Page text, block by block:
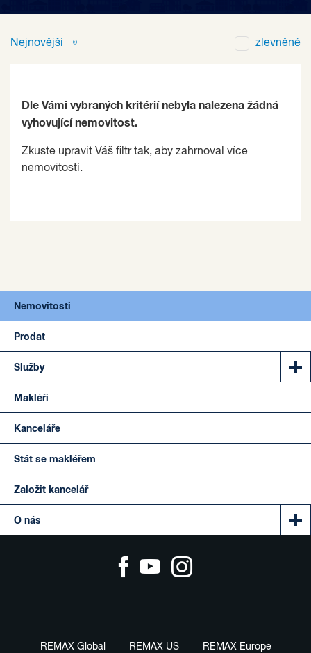
Nejnovější zlevněné
Dle Vámi vybraných kritérií nebyla nalezena žádná
vyhovující nemovitost.
Zkuste upravit Váš filtr tak, aby zahrnoval více
nemovitostí.
Nemovitosti
Prodat
Služby
Makléři
Kanceláře
Stát se makléřem
Založit kancelář
O nás
REMAX Global REMAX US REMAX Europe